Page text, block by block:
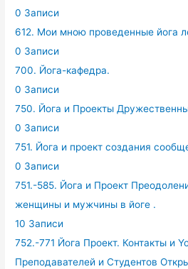
0 Записи
612. Мои мною проведенные йога
0 Записи
700. Йога-кафедра.
0 Записи
750. Йога и Проекты
0 Записи
751. Йога и проект создания
0 Записи
751.-585. Йога и Проект
женщины и мужчины в йоге .
10 Записи
752.-771 Йога Проект. Контакты и
Преподавателей и Студентов